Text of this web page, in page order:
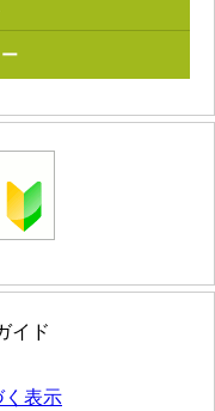
イド
く表示